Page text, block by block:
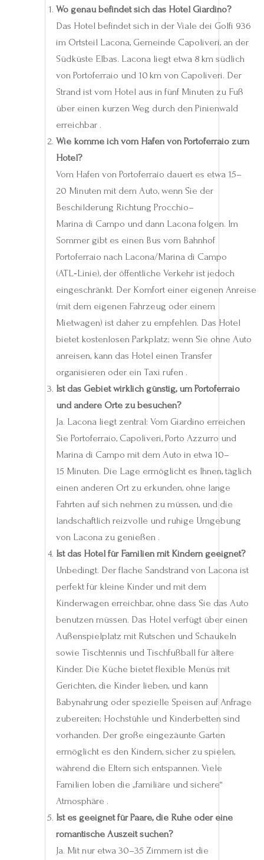
Wo genau befindet sich das Hotel Giardino?
Das Hotel befindet sich in der Viale dei Golfi 936
im Ortsteil Lacona, Gemeinde Capoliveri, an der
Südküste Elbas. Lacona liegt etwa 8 km südlich
von Portoferraio und 10 km von Capoliveri. Der
Strand ist vom Hotel aus in fünf Minuten zu Fuß
über einen kurzen Weg durch den Pinienwald
erreichbar .
Wie komme ich vom Hafen von Portoferraio zum
Hotel?
Vom Hafen von Portoferraio dauert es etwa 15–
20 Minuten mit dem Auto, wenn Sie der
Beschilderung Richtung Procchio–
Marina di Campo und dann Lacona folgen. Im
Sommer gibt es einen Bus vom Bahnhof
Portoferraio nach Lacona/Marina di Campo
(ATL‑Linie), der öffentliche Verkehr ist jedoch
eingeschränkt. Der Komfort einer eigenen Anreise
(mit dem eigenen Fahrzeug oder einem
Mietwagen) ist daher zu empfehlen. Das Hotel
bietet kostenlosen Parkplatz; wenn Sie ohne Auto
anreisen, kann das Hotel einen Transfer
organisieren oder ein Taxi rufen .
Ist das Gebiet wirklich günstig, um Portoferraio
und andere Orte zu besuchen?
Ja. Lacona liegt zentral: Vom Giardino erreichen
Sie Portoferraio, Capoliveri, Porto Azzurro und
Marina di Campo mit dem Auto in etwa 10–
15 Minuten. Die Lage ermöglicht es Ihnen, täglich
einen anderen Ort zu erkunden, ohne lange
Fahrten auf sich nehmen zu müssen, und die
landschaftlich reizvolle und ruhige Umgebung
von Lacona zu genießen .
Ist das Hotel für Familien mit Kindern geeignet?
Unbedingt. Der flache Sandstrand von Lacona ist
perfekt für kleine Kinder und mit dem
Kinderwagen erreichbar, ohne dass Sie das Auto
benutzen müssen. Das Hotel verfügt über einen
Außenspielplatz mit Rutschen und Schaukeln
sowie Tischtennis und Tischfußball für ältere
Kinder. Die Küche bietet flexible Menüs mit
Gerichten, die Kinder lieben, und kann
Babynahrung oder spezielle Speisen auf Anfrage
zubereiten; Hochstühle und Kinderbetten sind
vorhanden. Der große eingezäunte Garten
ermöglicht es den Kindern, sicher zu spielen,
während die Eltern sich entspannen. Viele
Familien loben die „familiäre und sichere“
Atmosphäre .
Ist es geeignet für Paare, die Ruhe oder eine
romantische Auszeit suchen?
Ja. Mit nur etwa 30–35 Zimmern ist die